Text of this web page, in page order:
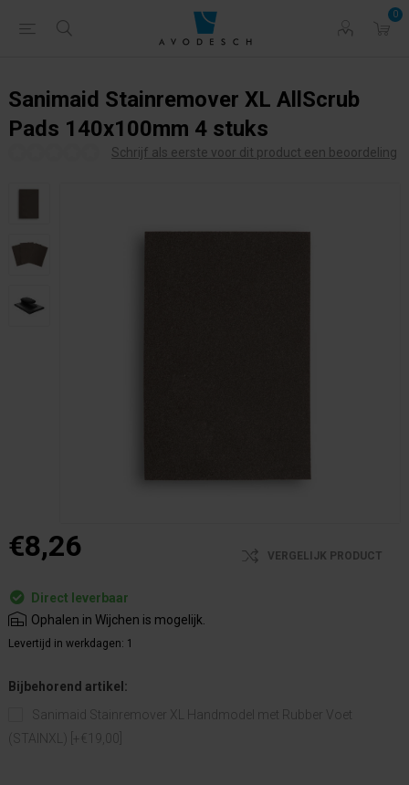
0
Sanimaid Stainremover XL AllScrub
Pads 140x100mm 4 stuks
Schrijf als eerste voor dit product een beoordeling
€8,26 VERGELIJK PRODUCT
Direct leverbaar
Ophalen in Wijchen is mogelijk.
Levertijd in werkdagen: 1
Bijbehorend artikel:
Sanimaid Stainremover XL Handmodel met Rubber Voet
(STAINXL) [+€19,00]